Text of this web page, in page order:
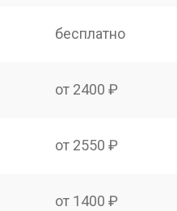
бесплатно
от 2400 ₽
от 2550 ₽
от 1400 ₽